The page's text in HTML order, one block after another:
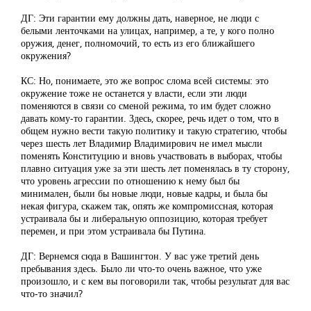
ДГ: Эти гарантии ему должны дать, наверное, не люди с
белыми ленточками на улицах, например, а те, у кого полно
оружия, денег, полномочий, то есть из его ближайшего
окружения?
КС: Но, понимаете, это же вопрос слома всей системы: это
окружение тоже не останется у власти, если эти люди
поменяются в связи со сменой режима, то им будет сложно
давать кому-то гарантии. Здесь, скорее, речь идет о том, что в
общем нужно вести такую политику и такую стратегию, чтобы
через шесть лет Владимир Владимирович не имел мысли
поменять Конституцию и вновь участвовать в выборах, чтобы
плавно ситуация уже за эти шесть лет поменялась в ту сторону,
что уровень агрессии по отношению к нему был бы
минимален, были бы новые люди, новые кадры, и была бы
некая фигура, скажем так, опять же компромиссная, которая
устраивала бы и либеральную оппозицию, которая требует
перемен, и при этом устраивала бы Путина.
ДГ: Вернемся сюда в Вашингтон. У вас уже третий день
пребывания здесь. Было ли что-то очень важное, что уже
произошло, и с кем вы поговорили так, чтобы результат для вас
что-то значил?